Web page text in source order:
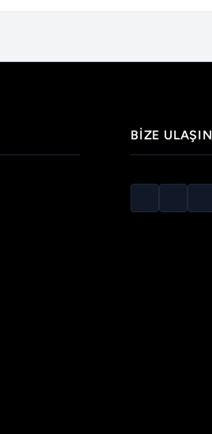
BIZE ULAŞIN